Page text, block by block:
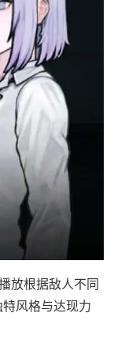
放根据敌人不同
风格与达现力